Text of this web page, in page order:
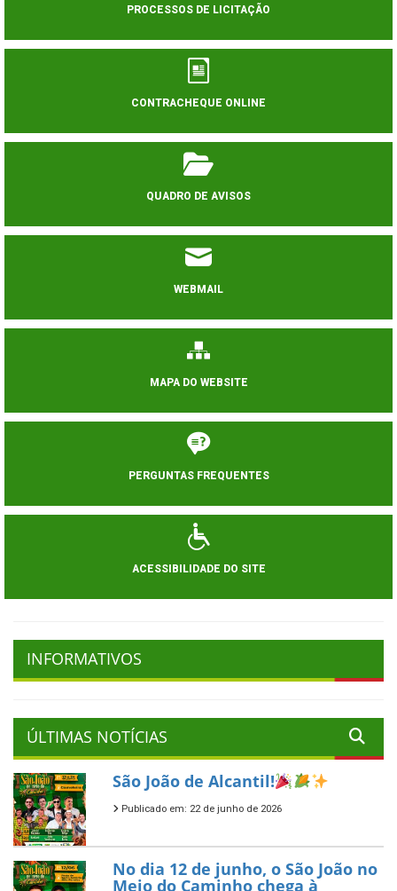
PROCESSOS DE LICITAÇÃO
CONTRACHEQUE ONLINE
QUADRO DE AVISOS
WEBMAIL
MAPA DO WEBSITE
PERGUNTAS FREQUENTES
ACESSIBILIDADE DO SITE
INFORMATIVOS
ÚLTIMAS NOTÍCIAS
São João de Alcantil!
Publicado em: 22 de junho de 2026
No dia 12 de junho, o São João no
Meio do Caminho chega à